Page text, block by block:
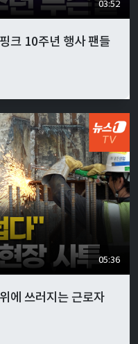
03:52
크 10주년 행사 팬들
05:36
에 쓰러지는 근로자